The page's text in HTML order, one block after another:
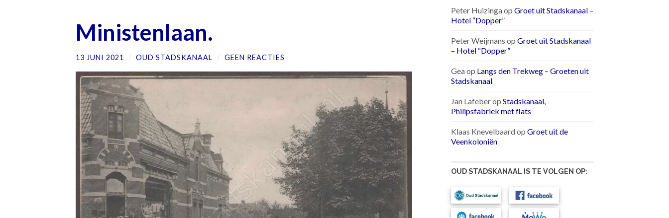
Ministenlaan.
13 JUNI 2021 / OUD STADSKANAAL / GEEN REACTIES
Peter Huizingaop Groet uit Stadskanaal –
Hotel “Dopper”
Peter Weijmans op Groet uit Stadskanaal
– Hotel “Dopper”
Geaop Langs den Trekweg – Groeten uit
Stadskanaal
Jan Lafeberop Stadskanaal,
Philipsfabriek met flats
Klaas Knevelbaardop Groet uit de
Veenkoloniën
OUD STADSKANAAL IS TE VOLGEN OP: